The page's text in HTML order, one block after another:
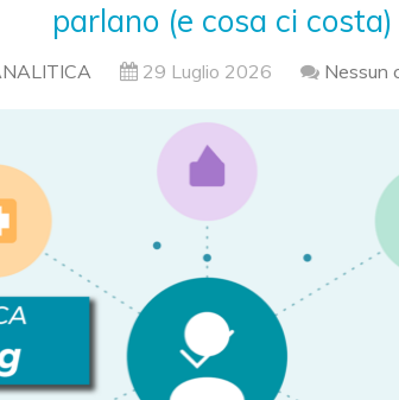
parlano (e cosa ci costa)
29 Luglio 2026 Nessun